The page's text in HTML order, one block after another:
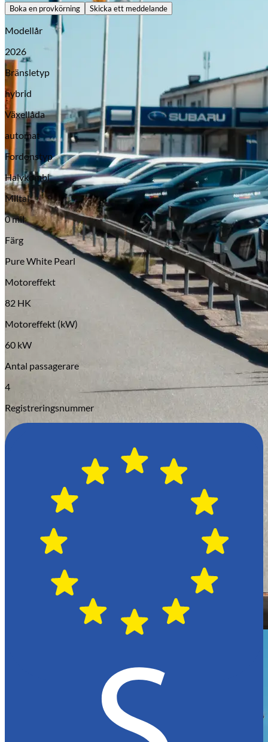
Opel
Serviceverkstad
Boka en provkörning Skicka ett meddelande
Modellår
2026
Bränsletyp
hybrid
Växellåda
automat
Fordonstyp
Halvkombi
Miltal
0 mil
Färg
Pure White Pearl
Motoreffekt
82 HK
Motoreffekt (kW)
60 kW
Antal passagerare
4
Registreringsnummer